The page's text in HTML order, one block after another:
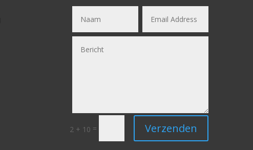
2 + 10 = Verzenden